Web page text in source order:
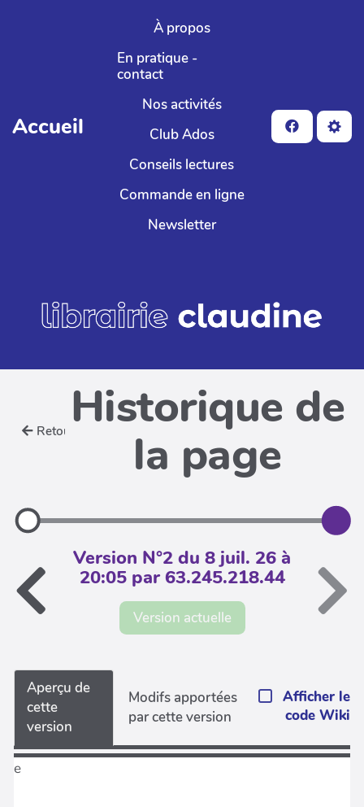
Aller au contenu principal
Accueil
À propos
En pratique -
contact
Nos activités
Club Ados
Conseils lectures
Commande en ligne
Newsletter
Retour Historique de
la page
Version N°2 du 8 juil. 26 à
20:05 par 63.245.218.44
Version actuelle
Aperçu de
cette
version
Modifs apportées
par cette version
Afficher le
code Wiki